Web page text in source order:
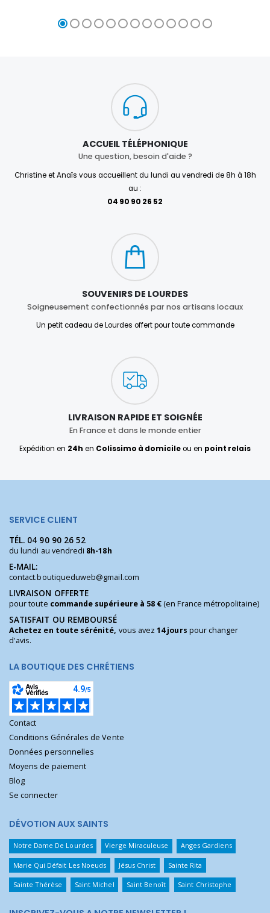
ACCUEIL TÉLÉPHONIQUE
Une question, besoin d'aide ?
Christine et Anaïs vous accueillent du lundi au vendredi de 8h à 18h
au :
04 90 90 26 52
SOUVENIRS DE LOURDES
Soigneusement confectionnés par nos artisans locaux
Un petit cadeau de Lourdes offert pour toute commande
LIVRAISON RAPIDE ET SOIGNÉE
En France et dans le monde entier
Expédition en 24h en Colissimo à domicileou en point relais
SERVICE CLIENT
TÉL. 04 90 90 26 52
du lundi au vendredi 8h-18h
E-MAIL:
contact.boutiqueduweb@gmail.com
LIVRAISON OFFERTE
pour toute commande supérieure à 58 €(en France métropolitaine)
SATISFAIT OU REMBOURSÉ
Achetez en toute sérénité, vous avez14 jours pour changer
d'avis.
LA BOUTIQUE DES CHRÉTIENS
Contact
Conditions Générales de Vente
Données personnelles
Moyens de paiement
Blog
Se connecter
DÉVOTION AUX SAINTS
Notre Dame De Lourdes Vierge Miraculeuse Anges Gardiens
Marie Qui Défait Les Noeuds Jésus Christ Sainte Rita
Sainte Thérèse Saint Michel Saint Benoît Saint Christophe